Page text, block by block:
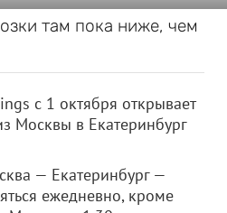
там пока ниже, чем
с 1 октября открывает
Москвы в Екатеринбург
— Екатеринбург —
ежедневно, кроме